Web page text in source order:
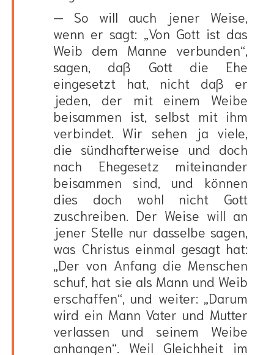
— So will auch jener Weise,
wenn er sagt: „Von Gott ist das
Weib dem Manne verbunden“,
sagen, daß Gott die Ehe
eingesetzt hat, nicht daß er
jeden, der mit einem Weibe
beisammen ist, selbst mit ihm
verbindet. Wir sehen ja viele,
die sündhafterweise und doch
nach Ehegesetz miteinander
beisammen sind, und können
dies doch wohl nicht Gott
zuschreiben. Der Weise will an
jener Stelle nur dasselbe sagen,
was Christus einmal gesagt hat:
„Der von Anfang die Menschen
schuf, hat sie als Mann und Weib
erschaffen“, und weiter: „Darum
wird ein Mann Vater und Mutter
verlassen und seinem Weibe
anhangen“. Weil Gleichheit im